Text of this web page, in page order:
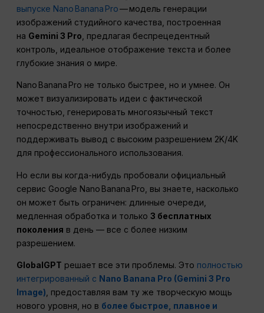
выпуске Nano Banana Pro— модель генерации
изображений студийного качества, построенная
на Gemini 3 Pro , предлагая беспрецедентный
контроль, идеальное отображение текста и более
глубокие знания о мире.
Nano Banana Pro не только быстрее, но и умнее. Он
может визуализировать идеи с фактической
точностью, генерировать многоязычный текст
непосредственно внутри изображений и
поддерживать вывод с высоким разрешением 2K/4K
для профессионального использования.
Но если вы когда-нибудь пробовали официальный
сервис Google Nano Banana Pro, вы знаете, насколько
он может быть ограничен: длинные очереди,
медленная обработка и только3 бесплатных
поколения в день — все с более низким
разрешением.
GlobalGPT решает все эти проблемы. Это полностью
интегрированный с Nano Banana Pro (Gemini 3 Pro
Image) , предоставляя вам ту же творческую мощь
нового уровня, но в более быстрое, плавное и